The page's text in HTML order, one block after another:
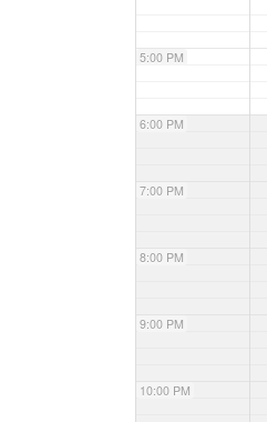
5:00 PM
6:00 PM
7:00 PM
8:00 PM
9:00 PM
10:00 PM